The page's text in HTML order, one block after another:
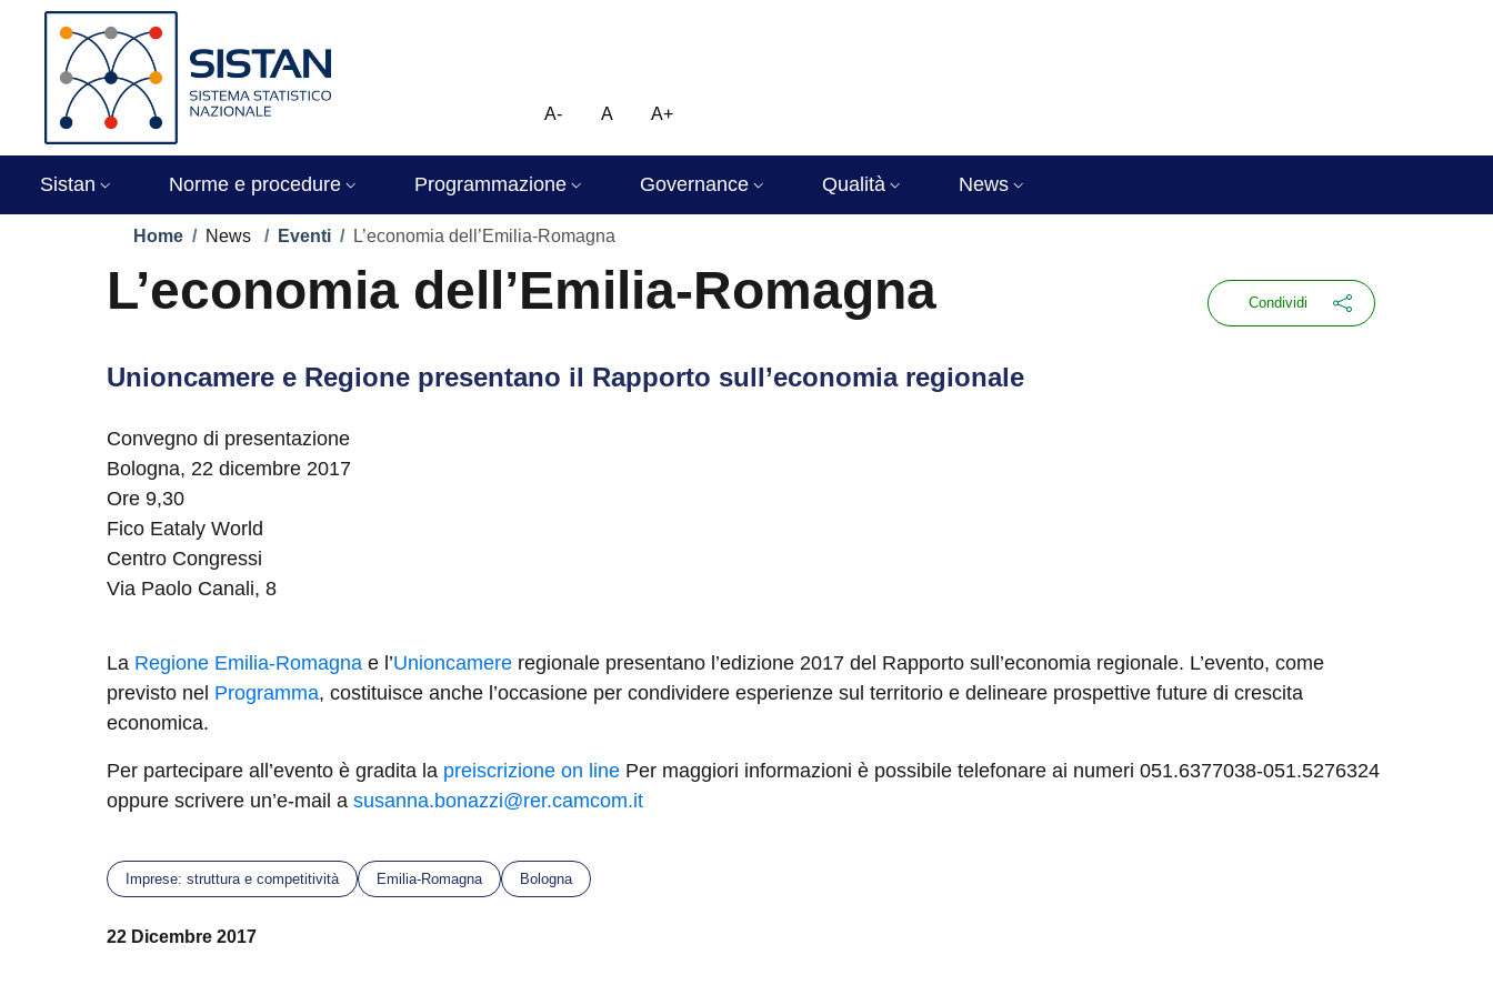
al contenuto principale
to footer content
Immagine
A- A A+
Sistan Norme e procedure Programmazione Governance Qualità News
Briciole di pane
Home / News / Eventi / L’economia dell’Emilia-Romagna
L’economia dell’Emilia-Romagna Condividi
Unioncamere e Regione presentano il Rapporto sull’economia regionale
Convegno di presentazione
Bologna, 22 dicembre 2017
Ore 9,30
Fico Eataly World
Centro Congressi
Via Paolo Canali, 8
La Regione Emilia-Romagna e l’Unioncamere regionale presentano l’edizione 2017 del Rapporto sull’economia regionale. L’evento, come
previsto nel Programma, costituisce anche l’occasione per condividere esperienze sul territorio e delineare prospettive future di crescita
economica.
Per partecipare all’evento è gradita la preiscrizione on line Per maggiori informazioni è possibile telefonare ai numeri 051.6377038-051.5276324
oppure scrivere un’e-mail a susanna.bonazzi@rer.camcom.it
Imprese: struttura e competitività Emilia-Romagna Bologna
22 Dicembre 2017